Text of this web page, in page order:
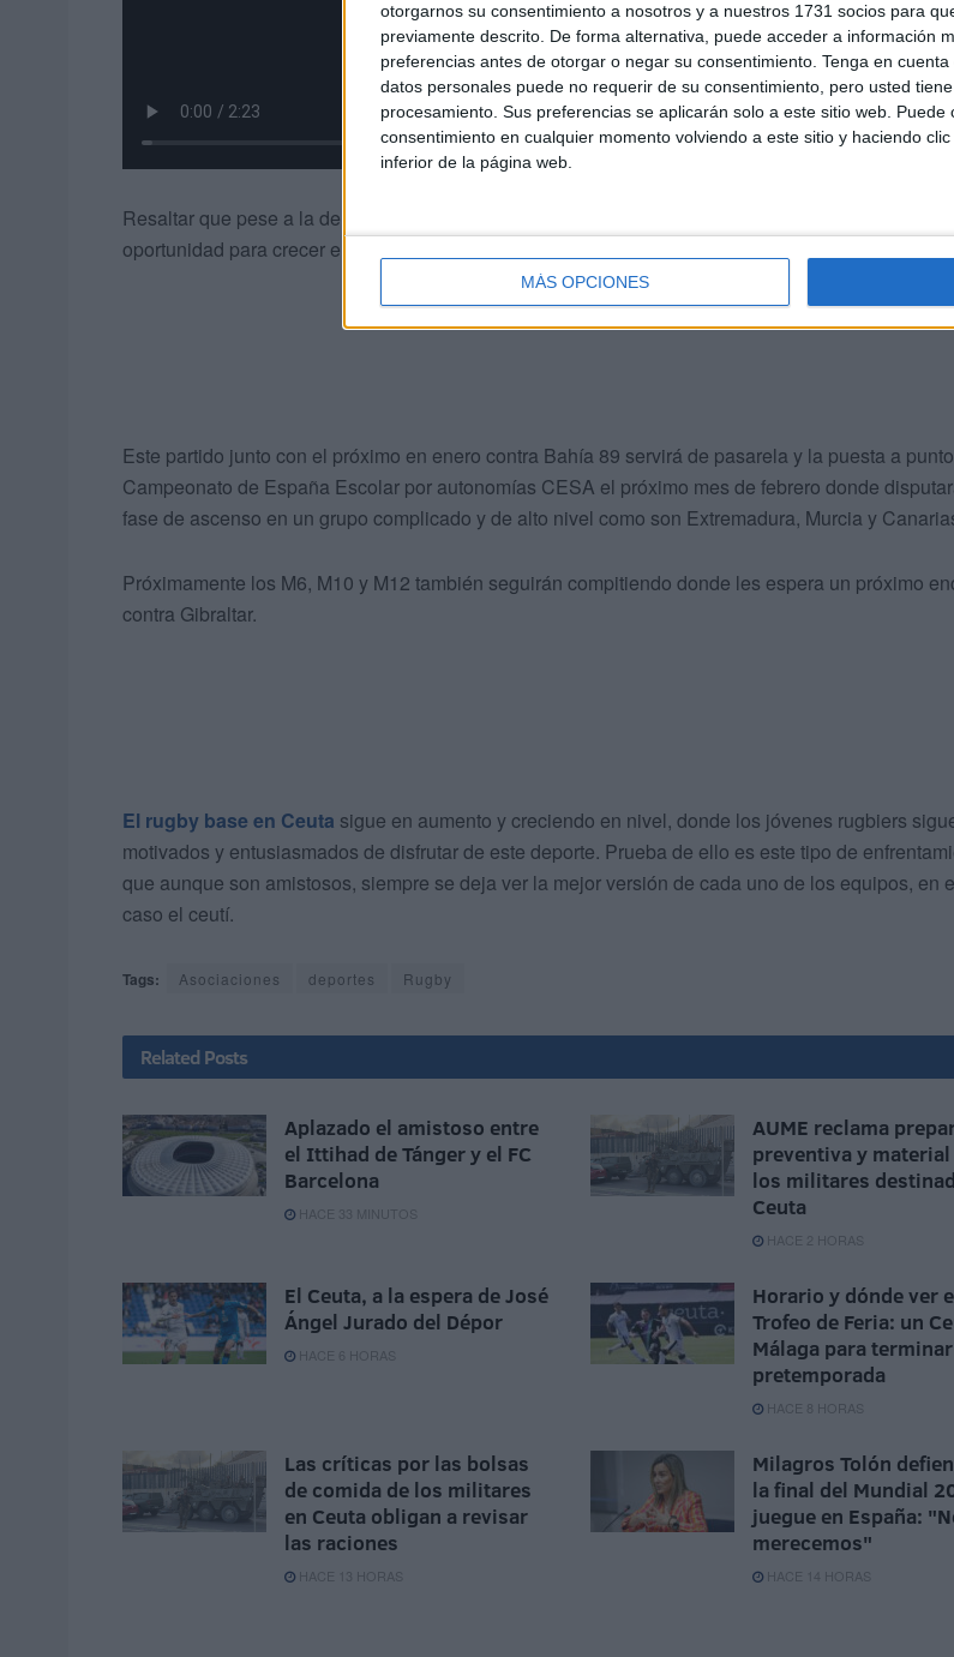
otorgarnos su consentimiento a nosotros y a nuestros 1731 socios para
previamente descrito. De forma alternativa, puede acceder a información
preferencias antes de otorgar o negar su consentimiento. Tenga en
datos personales puede no requerir de su consentimiento, pero usted
procesamiento. Sus preferencias se aplicarán solo a este sitio web.
consentimiento en cualquier momento volviendo a este sitio y haciendo
inferior de la página web.
MÁS OPCIONES
Resaltar que pese a la derrota del partido en ningún momento se vino abajo el ánimo y fue una
oportunidad para crecer en experiencia.
Este partido junto con el próximo en enero contra Bahía 89 servirá de pasarela y la puesta a
Campeonato de España Escolar por autonomías CESA el próximo mes de febrero donde
fase de ascenso en un grupo complicado y de alto nivel como son Extremadura, Murcia y
Próximamente los M6, M10 y M12 también seguirán compitiendo donde les espera un próximo
contra Gibraltar.
El rugby base en Ceuta sigue en aumento y creciendo en nivel, donde los jóvenes rugbiers
motivados y entusiasmados de disfrutar de este deporte. Prueba de ello es este tipo de
que aunque son amistosos, siempre se deja ver la mejor versión de cada uno de los equipos, en
caso el ceutí.
Tags: Asociaciones deportes Rugby
Related Posts
Aplazado el amistoso entre
el Ittihad de Tánger y el FC
Barcelona
HACE 33 MINUTOS
AUME reclama
preventiva y material
los militares
Ceuta
HACE 2 HORAS
El Ceuta, a la espera de José
Ángel Jurado del Dépor
HACE 6 HORAS
Horario y dónde ver
Trofeo de Feria: un
Málaga para
pretemporada
HACE 8 HORAS
Las críticas por las bolsas
de comida de los militares
en Ceuta obligan a revisar
las raciones
HACE 13 HORAS
Milagros Tolón
la final del Mundial
juegue en España:
merecemos"
HACE 14 HORAS